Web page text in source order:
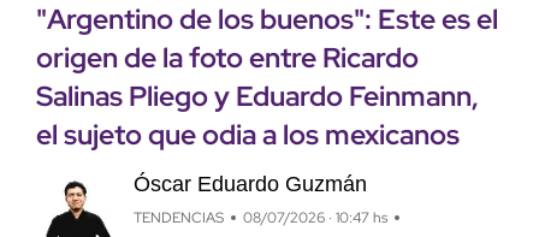
"Argentino de los buenos": Este es el
origen de la foto entre Ricardo
Salinas Pliego y Eduardo Feinmann,
el sujeto que odia a los mexicanos
Óscar Eduardo Guzmán
TENDENCIAS 08/07/2026 · 10:47 hs